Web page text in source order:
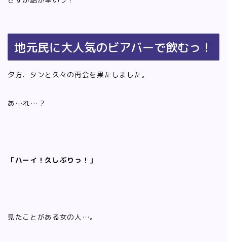
地元民に大人気のビアバーで飲むっ！
夕方、タンと久々の再会を果たしました。
あ…れ…？
「ハーイ！久しぶりっ！」
見たことがある女の人…。